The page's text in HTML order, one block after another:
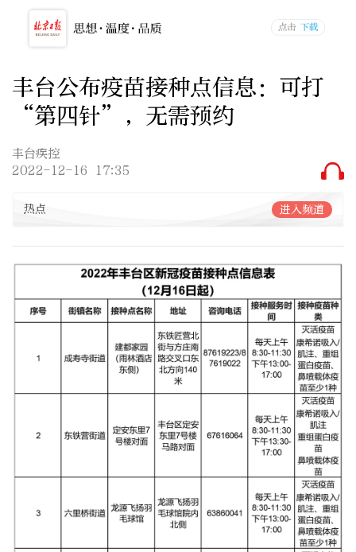
丰台公布疫苗接种点信息：可打
“第四针”，无需预约
丰台疾控
2022-12-16 17:35
热点 进入频道